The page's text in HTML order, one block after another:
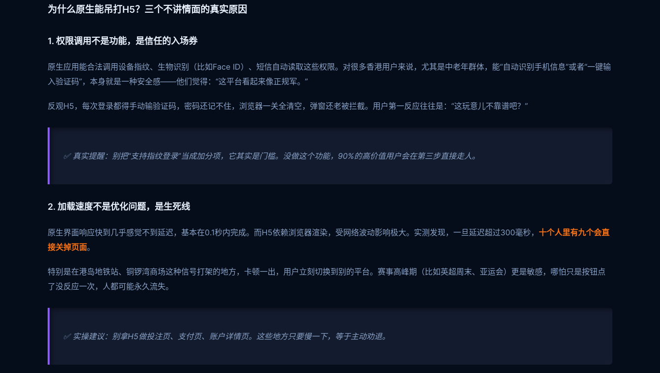
为什么原生能吊打H5？三个不讲情面的真实原因
1. 权限调用不是功能，是信任的入场券
原生应用能合法调用设备指纹、生物识别（比如Face ID）、短信自动读取这些权限。对很多香港用户来说，尤其是中老年群体，能“自动识别手机信息”或者“一键输
入验证码”，本身就是一种安全感——他们觉得：“这平台看起来像正规军。”
反观H5，每次登录都得手动输验证码，密码还记不住，浏览器一关全清空，弹窗还老被拦截。用户第一反应往往是：“这玩意儿不靠谱吧？”
✅ 真实提醒：别把“支持指纹登录”当成加分项，它其实是门槛。没做这个功能，90%的高价值用户会在第三步直接走人。
2. 加载速度不是优化问题，是生死线
原生界面响应快到几乎感觉不到延迟，基本在0.1秒内完成。而H5依赖浏览器渲染，受网络波动影响极大。实测发现，一旦延迟超过300毫秒， 十个人里有九个会直
接关掉页面。
特别是在港岛地铁站、铜锣湾商场这种信号打架的地方，卡顿一出，用户立刻切换到别的平台。赛事高峰期（比如英超周末、亚运会）更是敏感，哪怕只是按钮点
了没反应一次，人都可能永久流失。
✅ 实操建议：别拿H5做投注页、支付页、账户详情页。这些地方只要慢一下，等于主动劝退。